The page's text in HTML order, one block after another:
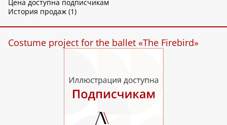
Цена доступна подписчикам
История продаж (1)
Costume project for the ballet «The Firebird»